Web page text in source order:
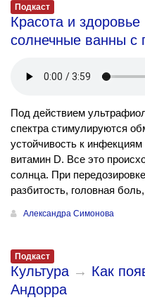
Подкаст
Красота и здоровье
солнечные ванны с
Под действием
спектра стимулируются
устойчивость к
витамин D. Все это
солнца. При
разбитость, головная
Александра Симонова
Подкаст
Культура → Как
Андорра